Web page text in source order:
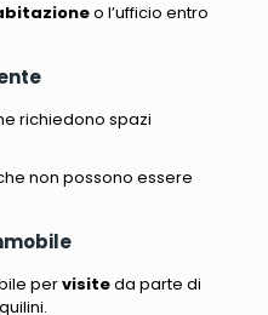
o l’ufficio entro
richiedono spazi
non possono essere
pervisiteda parte di